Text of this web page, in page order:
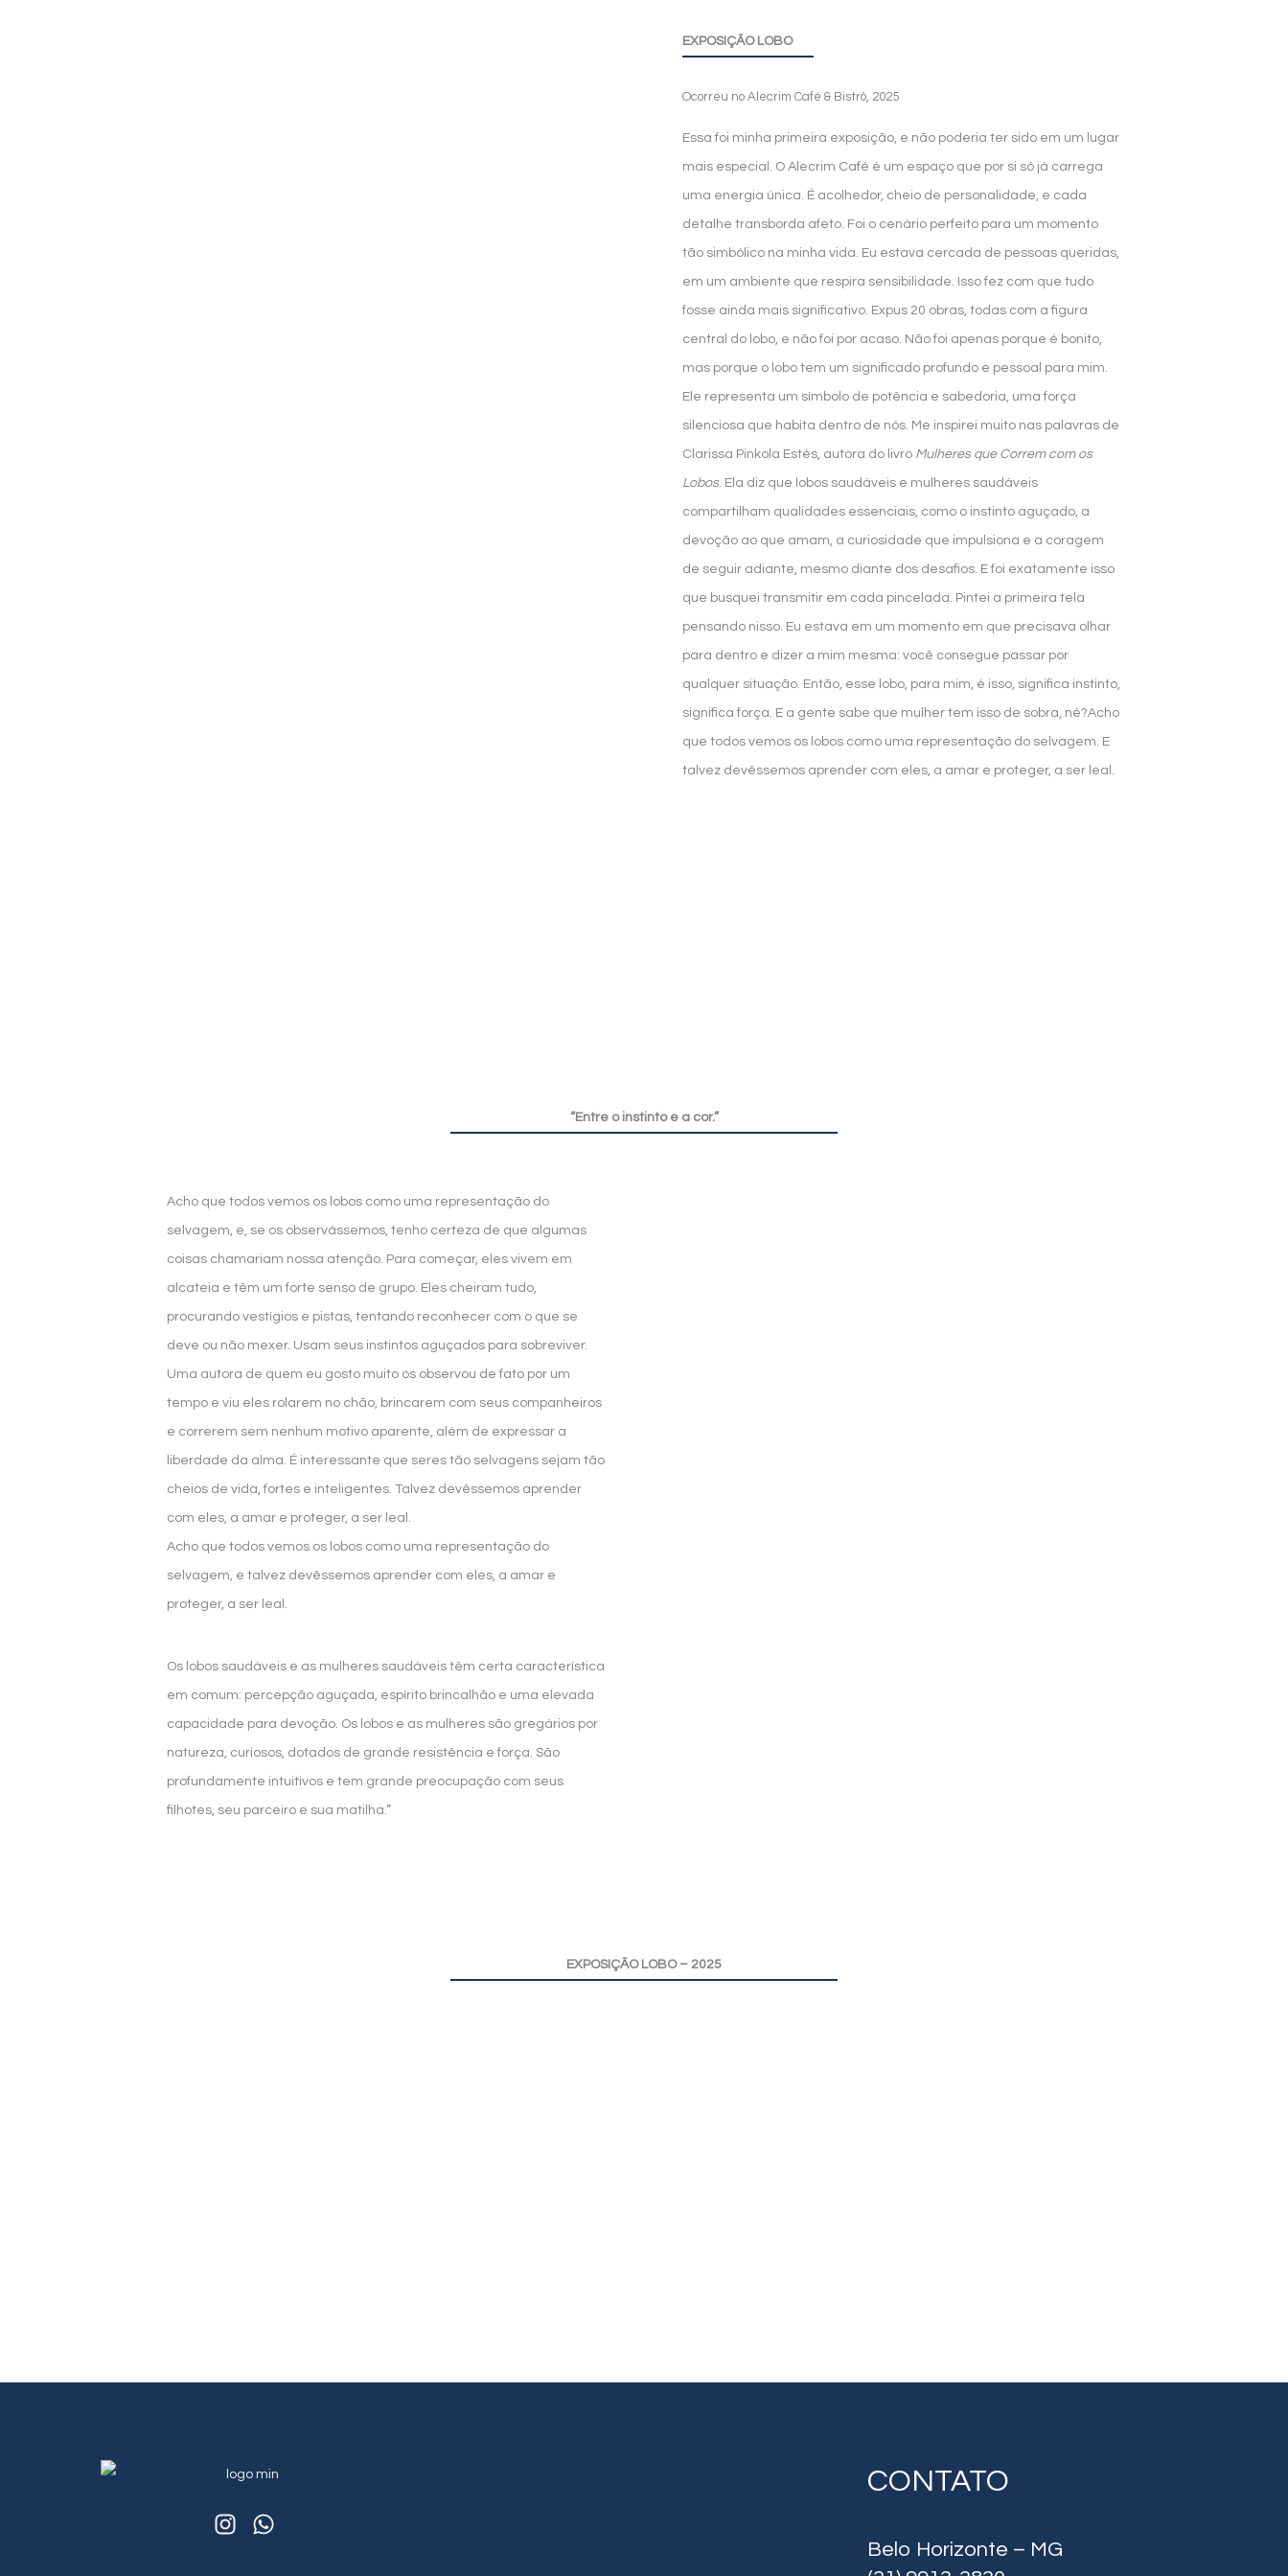
EXPOSIÇÃO LOBO
Ocorreu no Alecrim Café & Bistrô, 2025
Essa foi minha primeira exposição, e não poderia ter sido em um lugar
mais especial. O Alecrim Café é um espaço que por si só já carrega
uma energia única. É acolhedor, cheio de personalidade, e cada
detalhe transborda afeto. Foi o cenário perfeito para um momento
tão simbólico na minha vida. Eu estava cercada de pessoas queridas,
em um ambiente que respira sensibilidade. Isso fez com que tudo
fosse ainda mais significativo. Expus 20 obras, todas com a figura
central do lobo, e não foi por acaso. Não foi apenas porque é bonito,
mas porque o lobo tem um significado profundo e pessoal para mim.
Ele representa um símbolo de potência e sabedoria, uma força
silenciosa que habita dentro de nós. Me inspirei muito nas palavras de
Clarissa Pinkola Estés, autora do livro Mulheres que Correm com os
Lobos. Ela diz que lobos saudáveis e mulheres saudáveis
compartilham qualidades essenciais, como o instinto aguçado, a
devoção ao que amam, a curiosidade que impulsiona e a coragem
de seguir adiante, mesmo diante dos desafios. E foi exatamente isso
que busquei transmitir em cada pincelada. Pintei a primeira tela
pensando nisso. Eu estava em um momento em que precisava olhar
para dentro e dizer a mim mesma: você consegue passar por
qualquer situação. Então, esse lobo, para mim, é isso, significa instinto,
significa força. E a gente sabe que mulher tem isso de sobra, né?Acho
que todos vemos os lobos como uma representação do selvagem. E
talvez devêssemos aprender com eles, a amar e proteger, a ser leal.
“Entre o instinto e a cor.”
Acho que todos vemos os lobos como uma representação do
selvagem, e, se os observássemos, tenho certeza de que algumas
coisas chamariam nossa atenção. Para começar, eles vivem em
alcateia e têm um forte senso de grupo. Eles cheiram tudo,
procurando vestígios e pistas, tentando reconhecer com o que se
deve ou não mexer. Usam seus instintos aguçados para sobreviver.
Uma autora de quem eu gosto muito os observou de fato por um
tempo e viu eles rolarem no chão, brincarem com seus companheiros
e correrem sem nenhum motivo aparente, além de expressar a
liberdade da alma. É interessante que seres tão selvagens sejam tão
cheios de vida, fortes e inteligentes. Talvez devêssemos aprender
com eles, a amar e proteger, a ser leal.
Acho que todos vemos os lobos como uma representação do
selvagem, e talvez devêssemos aprender com eles, a amar e
proteger, a ser leal.
Os lobos saudáveis e as mulheres saudáveis têm certa característica
em comum: percepção aguçada, espírito brincalhão e uma elevada
capacidade para devoção. Os lobos e as mulheres são gregários por
natureza, curiosos, dotados de grande resistência e força. São
profundamente intuitivos e tem grande preocupação com seus
filhotes, seu parceiro e sua matilha.”
EXPOSIÇÃO LOBO – 2025
CONTATO
Belo Horizonte – MG